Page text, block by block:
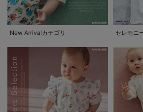
New Arrivalカテゴリ セレモニ